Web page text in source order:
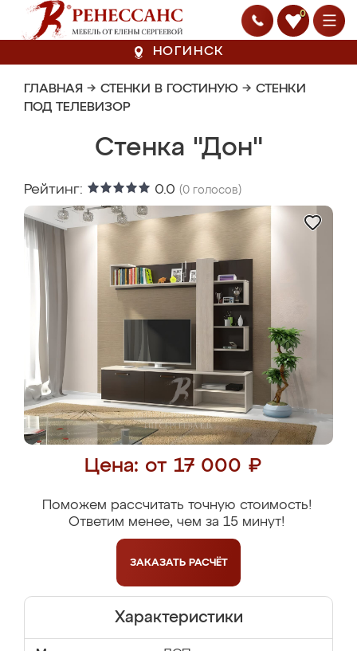
0
НОГИНСК
ГЛАВНАЯ → СТЕНКИ В ГОСТИНУЮ → СТЕНКИ
ПОД ТЕЛЕВИЗОР
Стенка "Дон"
Рейтинг: 0.0 (0 голосов)
Цена: от 17 000 ₽
Поможем рассчитать точную стоимость!
Ответим менее, чем за 15 минут!
ЗАКАЗАТЬ РАСЧЁТ
Характеристики